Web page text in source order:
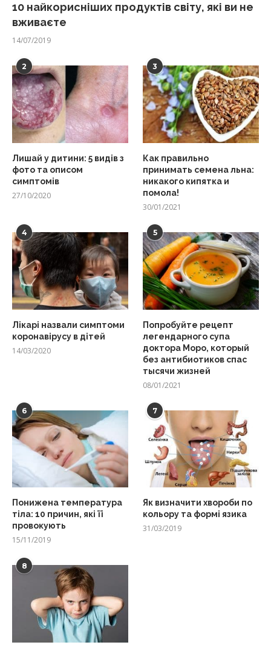
10 найкорисніших продуктів світу, які ви не
вживаєте
14/07/2019
2
Лишай у дитини: 5 видів з
фото та описом
симптомів
27/10/2020
3
Как правильно
принимать семена льна:
никакого кипятка и
помола!
30/01/2021
4
Лікарі назвали симптоми
коронавірусу в дітей
14/03/2020
5
Попробуйте рецепт
легендарного супа
доктора Моро, который
без антибиотиков спас
тысячи жизней
08/01/2021
6
Понижена температура
тіла: 10 причин, які її
провокують
15/11/2019
7
Як визначити хвороби по
кольору та формі язика
31/03/2019
8